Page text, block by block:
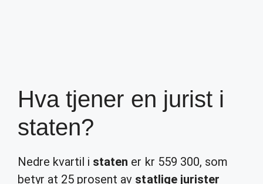
Hva tjener en jurist i
staten?
Nedre kvartil i staten er kr 559 300, som
betyr at 25 prosent av statlige jurister